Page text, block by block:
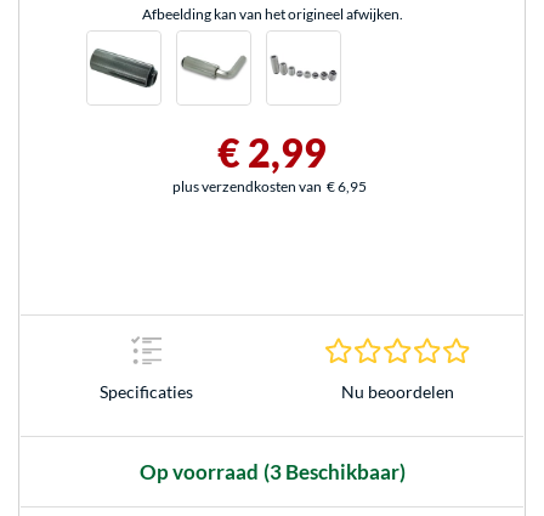
Afbeelding kan van het origineel afwijken.
€ 2,99
plus verzendkosten van € 6,95
Specificaties Nu beoordelen
Op voorraad (3 Beschikbaar)